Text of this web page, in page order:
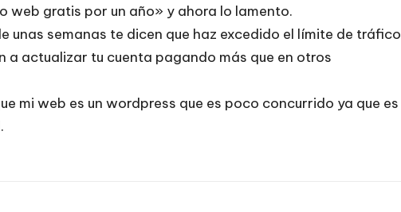
web gratis por un año» y ahora lo lamento.
unas semanas te dicen que haz excedido el límite de tráfico
a actualizar tu cuenta pagando más que en otros
mi web es un wordpress que es poco concurrido ya que es